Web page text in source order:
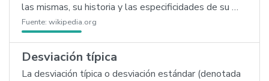
las mismas, su historia y las especificidades de su …
Fuente: wikipedia.org
Desviación típica
La desviación típica o desviación estándar (denotada